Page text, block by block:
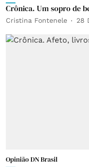
Crônica. Um sopro de
Cristina Fontenele 28
Opinião DN Brasil